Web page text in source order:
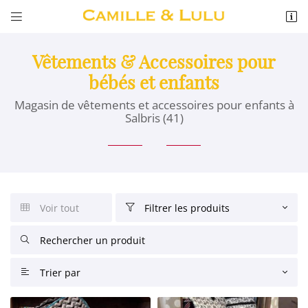
 
02 54 88 04 46
 Adresse email de réception
Recopier le code ci-contre
Rafraîchir le captcha
Vêtements & Accessoires pour
bébés et enfants
Magasin de vêtements et accessoires pour enfants à
Salbris (41)
 Voir tout  Filtrer les produits

 Trier par